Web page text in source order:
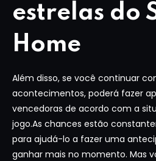
estrelas do
Home
Além disso, se você continuar
acontecimentos, poderá fazer
vencedoras de acordo com a
jogo.As chances estão
para ajudá-lo a fazer uma
ganhar mais no momento. Mas